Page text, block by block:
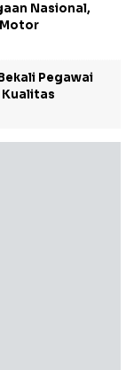
Nasional,
Pegawai